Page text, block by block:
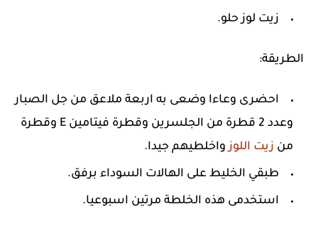
زيت لوز حلو.
الطريقة:
احضرى وعاءا وضعى به اربعة ملاعق من جل الصبار
وعدد 2 قطرة من الجلسرين وقطرة فيتامين E وقطرة
من زيت اللوزواخلطيهم جيدا.
طبقي الخليط على الهالات السوداء برفق.
استخدمى هذه الخلطة مرتين اسبوعيا.